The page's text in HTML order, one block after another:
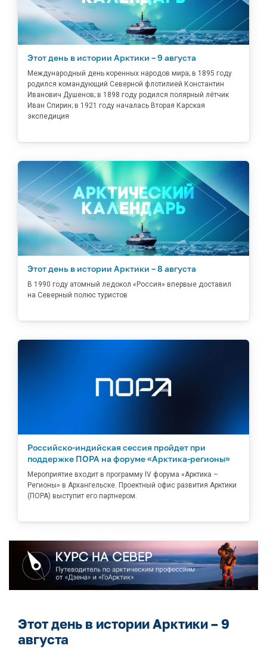
Этот день в истории Арктики – 9 августа
Международный день коренных народов мира; в 1895 году
родился командующий Северной флотилией Константин
Иванович Душенов; в 1898 году родился полярный лётчик
Иван Спирин; в 1921 году началась Вторая Карская
экспедиция
Этот день в истории Арктики – 8 августа
В 1990 году атомный ледокол «Россия» впервые доставил
на Северный полюс туристов
Российско-индийская сессия пройдет при
поддержке ПОРА на форуме «Арктика-регионы»
Мероприятие входит в программу IV форума «Арктика –
Регионы» в Архангельске. Проектный офис развития Арктики
(ПОРА) выступит его партнером.
Этот день в истории Арктики – 9
августа